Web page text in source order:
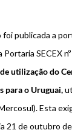
publicada a
SECEX
utilização do
para o Uruguai,
Esta
21 de outubro